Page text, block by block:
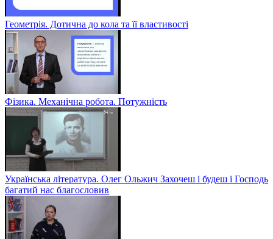
Геометрія. Дотична до кола та її властивості
Фізика. Механічна робота. Потужність
Українська література. Олег Ольжич Захочеш і будеш і Господь
багатий нас благословив